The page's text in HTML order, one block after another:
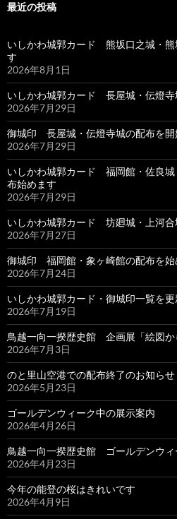
最近の投稿
いしかわ城郭カード 熊坂口之城・
す
2026年8月1日
いしかわ城郭カード 長屋城・伝燈寺
2026年7月29日
御城印 長屋城・伝燈寺城の配布を開
2026年7月29日
いしかわ城郭カード 福岡館・佐良
布始めます
2026年7月29日
いしかわ城郭カード 坊廻城・上河
2026年7月27日
御城印 福岡館・象ヶ崎館の配布を始
2026年7月24日
いしかわ城郭カード・御城印一覧を
2026年7月19日
鳥越一向一揆歴史館 企画展「絵図か
2026年7月3日
のと里山空港での配布終了のお知らせ
2026年5月23日
ゴールデンウィーク中の展示案内
2026年4月26日
鳥越一向一揆歴史館 ゴールデンウィ
2026年4月23日
今年の能登の桜はきれいです
2026年4月9日